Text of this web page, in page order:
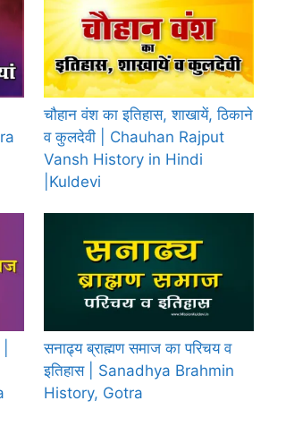
चौहान वंश का इतिहास, शाखायें, ठिकाने
व कुलदेवी | Chauhan Rajput
Vansh History in Hindi
|Kuldevi
सनाढ्य ब्राह्मण समाज का परिचय व
इतिहास | Sanadhya Brahmin
History, Gotra